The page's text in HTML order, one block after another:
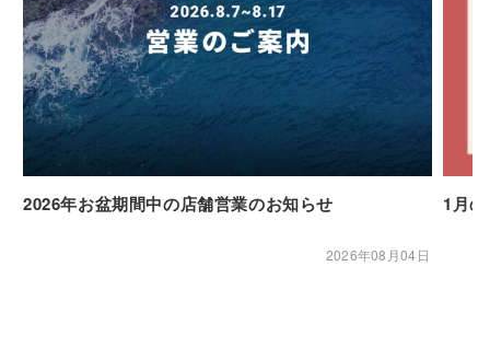
2026年お盆期間中の店舗営業のお知らせ
2026年08月04日
1月